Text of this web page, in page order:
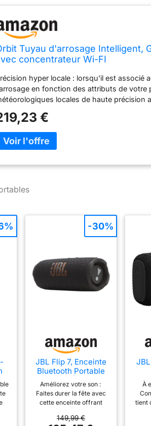
Tuyau d'arrosage Intelligent,
concentrateur Wi-FI
hyper locale : lorsqu'il est associé
en fonction des attributs de votre
locales de haute précision
ou à distance via Wi-Fi Résistant
résister aux intempéries extrêmes, ce
l'extérieur dans votre cour ou votre jardin
: XD comprend les niveaux de
automatiquement, et vous pouvez
restrictions d'arrosage locales Certifié EPA
sont certifiés WeatherSense par l'EPA,
€
JBL Flip 7, Enceinte
Bluetooth Portable
sans Fil, Étanche,
Noir
Améliorez votre son :
Faites durer la fête avec
cette enceinte offrant
sur une seule charge, plus
149,99 €
-30%
À
tient
son